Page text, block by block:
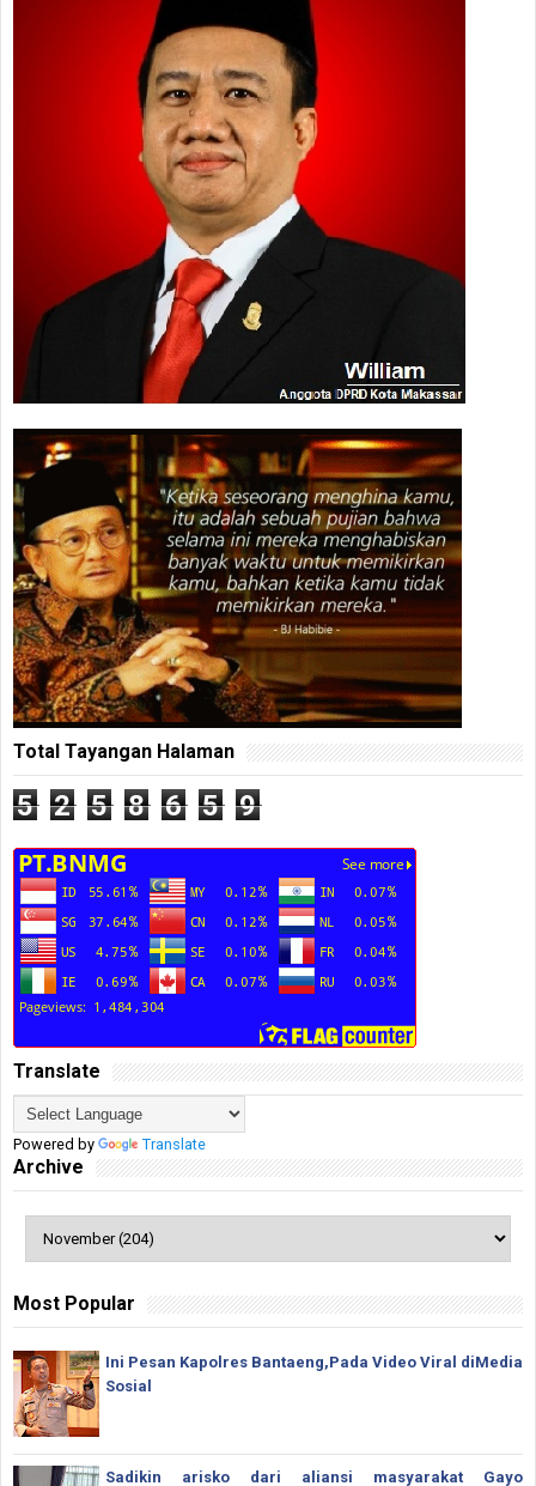
Total Tayangan Halaman
5 2 5 8 6 5 9
Translate
Powered by Translate
Archive
Most Popular
Ini Pesan Kapolres Bantaeng,Pada Video Viral diMedia
Sosial
Sadikin arisko dari aliansi masyarakat Gayo